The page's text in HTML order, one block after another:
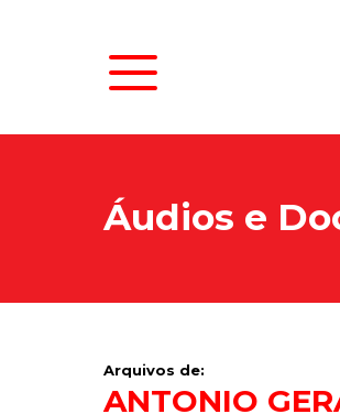
Áudios e
Arquivos de:
ANTONIO